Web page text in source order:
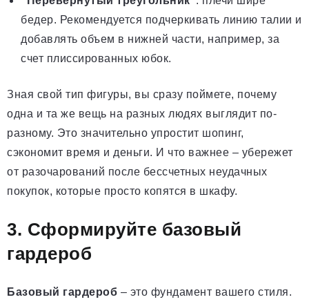
бедер. Рекомендуется подчеркивать линию талии и
добавлять объем в нижней части, например, за
счет плиссированных юбок.
Зная свой тип фигуры, вы сразу поймете, почему
одна и та же вещь на разных людях выглядит по-
разному. Это значительно упростит шопинг,
сэкономит время и деньги. И что важнее – убережет
от разочарований после бессчетных неудачных
покупок, которые просто копятся в шкафу.
3. Сформируйте базовый
гардероб
Базовый гардероб – это фундамент вашего стиля.